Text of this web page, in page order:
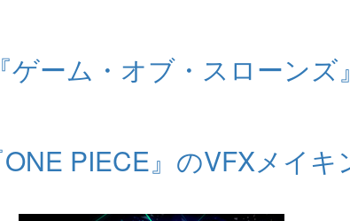
ーム・オブ・スローン
PIECE』のVFXメイキ